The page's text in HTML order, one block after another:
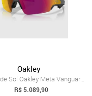
Oakley
Óculos de Sol Oakley Meta Vanguard Prizm...
R$ 5.089,90